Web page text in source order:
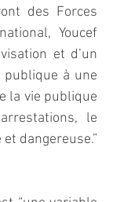
des Forces
Youcef
et d’un
publique à une
la vie publique
le
dangereuse.”